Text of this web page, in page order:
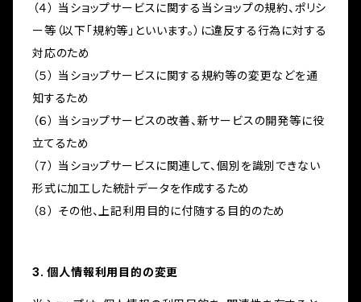
（４） 当ショップサービスに関する当ショップの規約、ポリシ
ー等（以下「規約等」といいます。）に違反する行為に対する
対応のため
（５） 当ショップサービスに関する規約等の変更などを通
知するため
（６） 当ショップサービスの改善、新サービスの開発等に役
立てるため
（７） 当ショップサービスに関連して、個別を識別できない
形式に加工した統計データを作成するため
（８） その他、上記利用目的に付随する目的のため
3. 個人情報利用目的の変更